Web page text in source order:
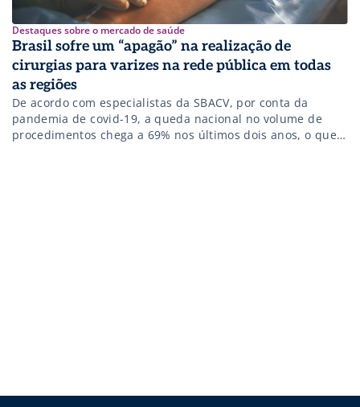
Destaques sobre o mercado de saúde
Brasil sofre um “apagão” na realização de
cirurgias para varizes na rede pública em todas
as regiões
De acordo com especialistas da SBACV, por conta da
pandemia de covid-19, a queda nacional no volume de
procedimentos chega a 69% nos últimos dois anos, o que